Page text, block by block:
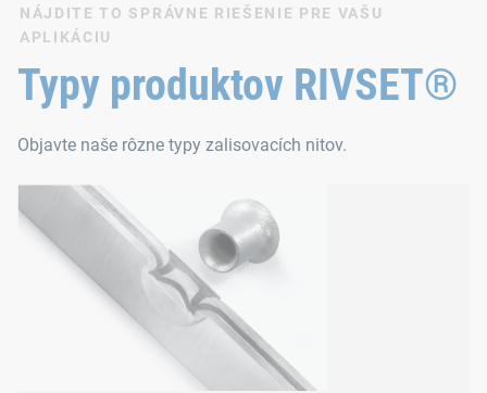
NÁJDITE TO SPRÁVNE RIEŠENIE PRE VAŠU
APLIKÁCIU
Typy produktov RIVSET®
Objavte naše rôzne typy zalisovacích nitov.